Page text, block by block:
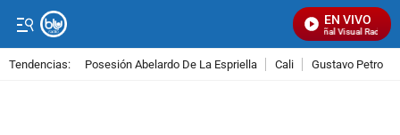
EN VIVO
Señal Visual Radio
Tendencias: Posesión Abelardo De La Espriella Cali Gustavo Petro